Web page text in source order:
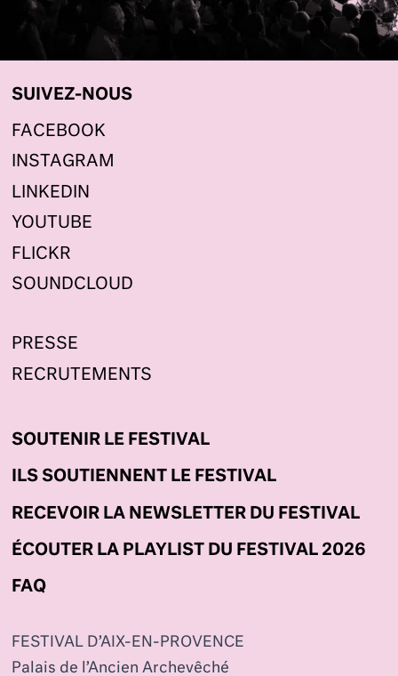
SUIVEZ-NOUS
FACEBOOK
INSTAGRAM
LINKEDIN
YOUTUBE
FLICKR
SOUNDCLOUD
PRESSE
RECRUTEMENTS
SOUTENIR LE FESTIVAL
ILS SOUTIENNENT LE FESTIVAL
RECEVOIR LA NEWSLETTER DU FESTIVAL
ÉCOUTER LA PLAYLIST DU FESTIVAL 2026
FAQ
FESTIVAL D’AIX-EN-PROVENCE
Palais de l’Ancien Archevêché